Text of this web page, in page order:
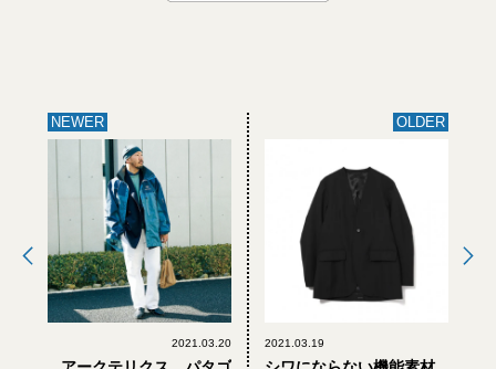
NEWER
2021.03.20
OLDER
2021.03.19